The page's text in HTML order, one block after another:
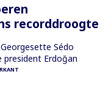
recorddroogte
Sédo
Erdoğan